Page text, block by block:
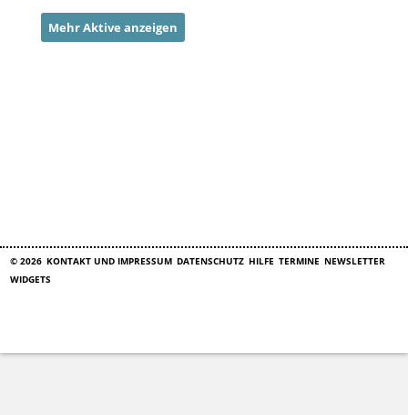
Mehr Aktive anzeigen
© 2026 KONTAKT UND IMPRESSUM DATENSCHUTZ HILFE TERMINE NEWSLETTER
WIDGETS